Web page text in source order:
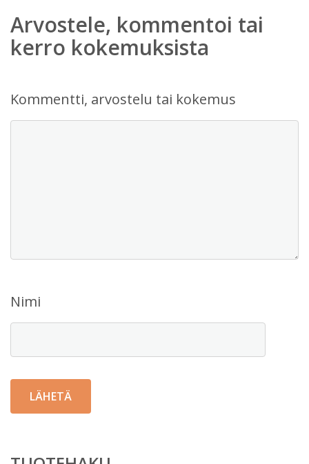
Arvostele, kommentoi tai
kerro kokemuksista
Kommentti, arvostelu tai kokemus
Nimi